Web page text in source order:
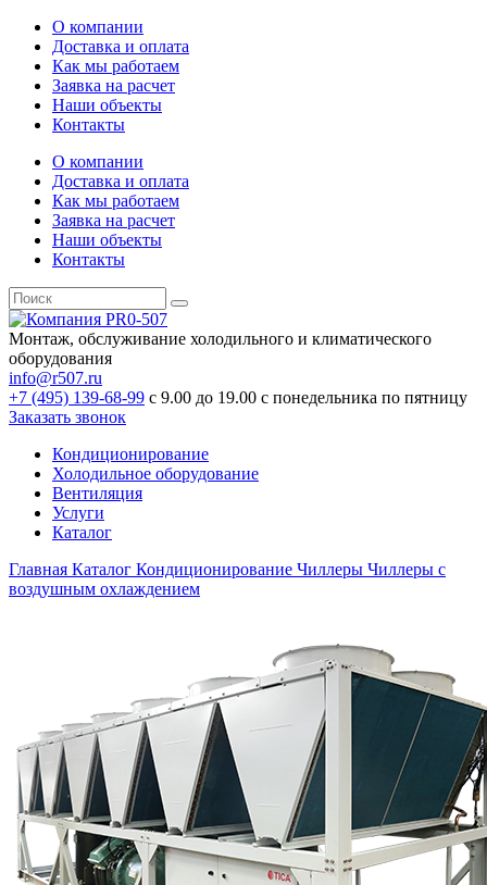
О компании
Доставка и оплата
Как мы работаем
Заявка на расчет
Наши объекты
Контакты
О компании
Доставка и оплата
Как мы работаем
Заявка на расчет
Наши объекты
Контакты
Монтаж, обслуживание холодильного и климатического
оборудования
info@r507.ru
+7 (495) 139-68-99 с 9.00 до 19.00 с понедельника по пятницу
Заказать звонок
Кондиционирование
Холодильное оборудование
Вентиляция
Услуги
Каталог
Главная Каталог Кондиционирование Чиллеры Чиллеры с
воздушным охлаждением